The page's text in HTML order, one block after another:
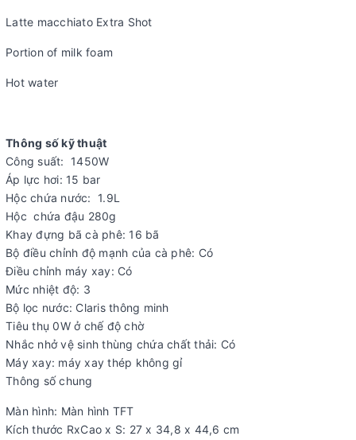
Latte macchiato Extra Shot
Portion of milk foam
Hot water
Thông số kỹ thuật
Công suất: 1450W
Áp lực hơi: 15 bar
Hộc chứa nước: 1.9L
Hộc chứa đậu 280g
Khay đựng bã cà phê: 16 bã
Bộ điều chỉnh độ mạnh của cà phê: Có
Điều chỉnh máy xay: Có
Mức nhiệt độ: 3
Bộ lọc nước: Claris thông minh
Tiêu thụ 0W ở chế độ chờ
Nhắc nhở vệ sinh thùng chứa chất thải: Có
Máy xay: máy xay thép không gỉ
Thông số chung
Màn hình: Màn hình TFT
Kích thước RxCao x S: 27 x 34,8 x 44,6 cm